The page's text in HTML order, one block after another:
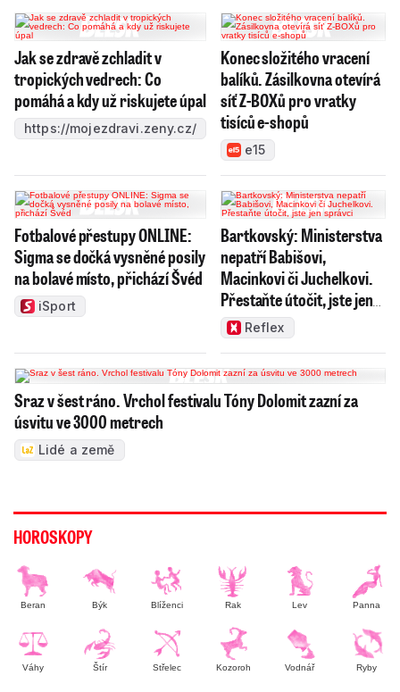
Jak se zdravě zchladit v
tropických vedrech: Co
pomáhá a kdy už riskujete úpal
https://mojezdravi.zeny.cz/
Konec složitého vracení
balíků. Zásilkovna otevírá
síť Z-BOXů pro vratky
tisíců e-shopů
e15
Fotbalové přestupy ONLINE:
Sigma se dočká vysněné posily
na bolavé místo, přichází Švéd
iSport
Bartkovský: Ministerstva
nepatří Babišovi,
Macinkovi či Juchelkovi.
Přestaňte útočit, jste jen
správci
Reflex
Sraz v šest ráno. Vrchol festivalu Tóny Dolomit zazní za
úsvitu ve 3000 metrech
Lidé a země
HOROSKOPY
Beran Býk Blíženci Rak Lev Panna
Váhy Štír Střelec Kozoroh Vodnář Ryby